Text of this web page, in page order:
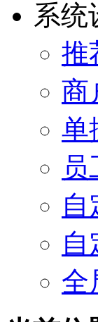
系统
推
商
单
自
自
全